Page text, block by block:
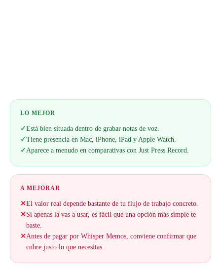
LO MEJOR
✓Está bien situada dentro de grabar notas de voz.
✓Tiene presencia en Mac, iPhone, iPad y Apple Watch.
✓Aparece a menudo en comparativas con Just Press Record.
A MEJORAR
✕El valor real depende bastante de tu flujo de trabajo concreto.
✕Si apenas la vas a usar, es fácil que una opción más simple te
baste.
✕Antes de pagar por Whisper Memos, conviene confirmar que
cubre justo lo que necesitas.